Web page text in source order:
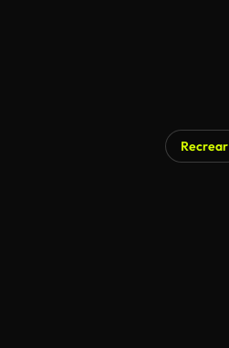
Recrear